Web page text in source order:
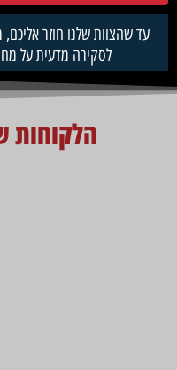
עד שהצוות שלנו חוזר אליכם,
לסקירה מדעית על מחקרי
הלקוחות